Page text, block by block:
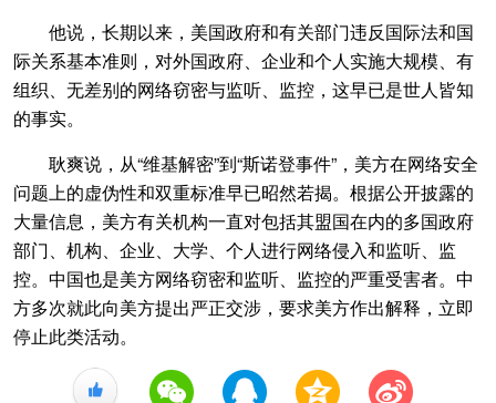
他说，长期以来，美国政府和有关部门违反国际法和国
际关系基本准则，对外国政府、企业和个人实施大规模、有
组织、无差别的网络窃密与监听、监控，这早已是世人皆知
的事实。
耿爽说，从“维基解密”到“斯诺登事件”，美方在网络安全
问题上的虚伪性和双重标准早已昭然若揭。根据公开披露的
大量信息，美方有关机构一直对包括其盟国在内的多国政府
部门、机构、企业、大学、个人进行网络侵入和监听、监
控。中国也是美方网络窃密和监听、监控的严重受害者。中
方多次就此向美方提出严正交涉，要求美方作出解释，立即
停止此类活动。
+1